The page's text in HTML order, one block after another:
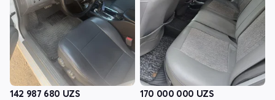
142 987 680 UZS
170 000 000 UZS